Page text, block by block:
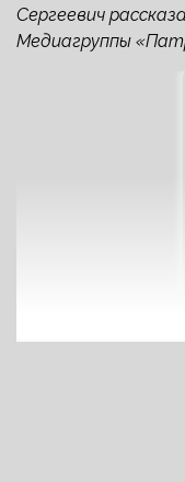
Сергеевич
Медиагруппы